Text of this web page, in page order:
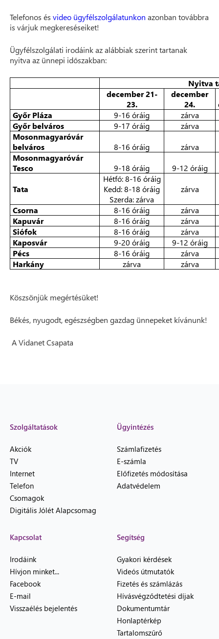
Telefonos és video ügyfélszolgálatunkon azonban továbbra
is várjuk megkereséseiket!
Ügyfélszolgálati irodáink az alábbiak szerint tartanak
nyitva az ünnepi időszakban:
Nyitva
december 21-
23.
december
24.
Győr Pláza
9-16 óráig
zárva
Győr belváros
9-17 óráig
zárva
Mosonmagyaróvár
belváros
8-16 óráig
zárva
Mosonmagyaróvár
Tesco
9-18 óráig 9-12 óráig
Tata
Hétfő: 8-16 óráig
Kedd: 8-18 óráig
Szerda: zárva
zárva
Csorna 8-16 óráig
zárva
Kapuvár
8-16 óráig
zárva
Siófok
8-16 óráig
zárva
Kaposvár
9-20 óráig
9-12 óráig
Pécs
8-16 óráig
zárva
Harkány
zárva zárva
Köszsönjük megértésüket!
Békés, nyugodt, egészségben gazdag ünnepeket kívánunk!
A Vidanet Csapata
Szolgáltatások
Akciók
TV
Internet
Telefon
Csomagok
Digitális Jólét Alapcsomag
Ügyintézés
Számlafizetés
E-számla
Előfizetés módosítása
Adatvédelem
Kapcsolat
Irodáink
Hívjon minket...
Facebook
E-mail
Visszaélés bejelentés
Segítség
Gyakori kérdések
Videós útmutatók
Fizetés és számlázás
Hívásvégződtetési díjak
Dokumentumtár
Honlaptérkép
Tartalomszűrő